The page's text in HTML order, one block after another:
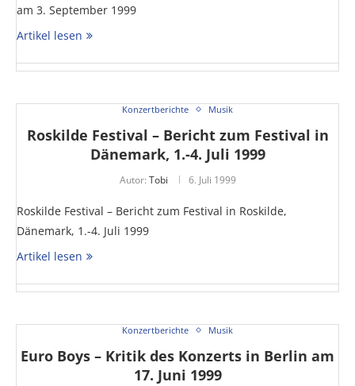
am 3. September 1999
Artikel lesen
Konzertberichte Musik
Roskilde Festival – Bericht zum Festival in
Dänemark, 1.-4. Juli 1999
Autor: Tobi 6. Juli 1999
Roskilde Festival – Bericht zum Festival in Roskilde,
Dänemark, 1.-4. Juli 1999
Artikel lesen
Konzertberichte Musik
Euro Boys – Kritik des Konzerts in Berlin am
17. Juni 1999